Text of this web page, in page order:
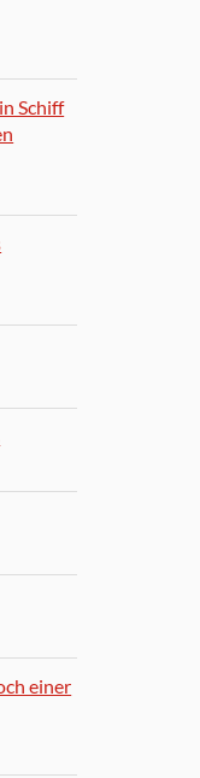
Schiff
einer